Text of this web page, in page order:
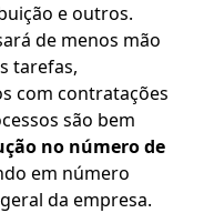
e outros.
de menos mão
tarefas,
com contratações
são bem
no número de
em número
da empresa.